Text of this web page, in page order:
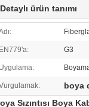
Detaylı ürün tanımı
EN779'a: G3
Uygulama:
boya
Sızıntısı Boya